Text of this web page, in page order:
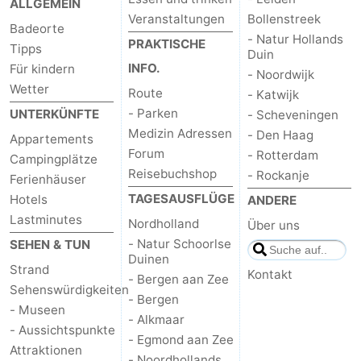
ALLGEMEIN
Badeorte
Tipps
Für kindern
Wetter
UNTERKÜNFTE
Appartements
Campingplätze
Ferienhäuser
Hotels
Lastminutes
SEHEN & TUN
Strand
Sehenswürdigkeiten
- Museen
- Aussichtspunkte
Attraktionen
Veranstaltungen
PRAKTISCHE
INFO.
Route
- Parken
Medizin Adressen
Forum
Reisebuchshop
TAGESAUSFLÜGE
Nordholland
- Natur Schoorlse
Duinen
- Bergen aan Zee
- Bergen
- Alkmaar
- Egmond aan Zee
Bollenstreek
- Natur Hollands
Duin
- Noordwijk
- Katwijk
- Scheveningen
- Den Haag
- Rotterdam
- Rockanje
ANDERE
Über uns
Kontakt